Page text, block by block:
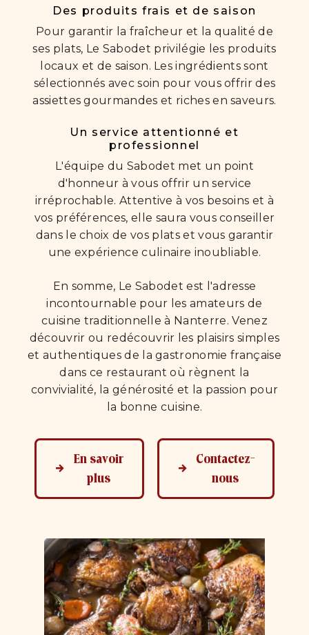
Des produits frais et de saison
Pour garantir la fraîcheur et la qualité de
ses plats, Le Sabodet privilégie les produits
locaux et de saison. Les ingrédients sont
sélectionnés avec soin pour vous offrir des
assiettes gourmandes et riches en saveurs.
Un service attentionné et
professionnel
L'équipe du Sabodet met un point
d'honneur à vous offrir un service
irréprochable. Attentive à vos besoins et à
vos préférences, elle saura vous conseiller
dans le choix de vos plats et vous garantir
une expérience culinaire inoubliable.
En somme, Le Sabodet est l'adresse
incontournable pour les amateurs de
cuisine traditionnelle à Nanterre. Venez
découvrir ou redécouvrir les plaisirs simples
et authentiques de la gastronomie française
dans ce restaurant où règnent la
convivialité, la générosité et la passion pour
la bonne cuisine.
En savoir
plus
Contactez-
nous